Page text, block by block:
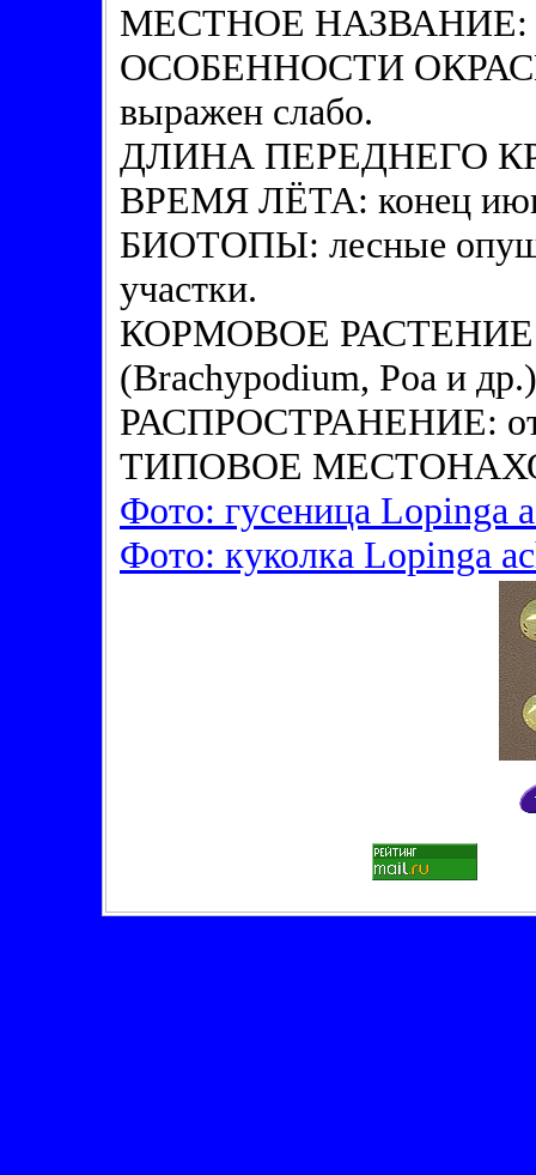
МЕСТНОЕ НАЗВАНИЕ:
ОСОБЕННОСТИ
выражен слабо.
ДЛИНА ПЕРЕДНЕГО
ВРЕМЯ ЛЁТА: конец
БИОТОПЫ: лесные
участки.
КОРМОВОЕ РАСТЕНИЕ
(Brachypodium, Poa и
РАСПРОСТРАНЕНИЕ: от
ТИПОВОЕ
Фото: гусеница Lopinga
Фото: куколка Lopinga